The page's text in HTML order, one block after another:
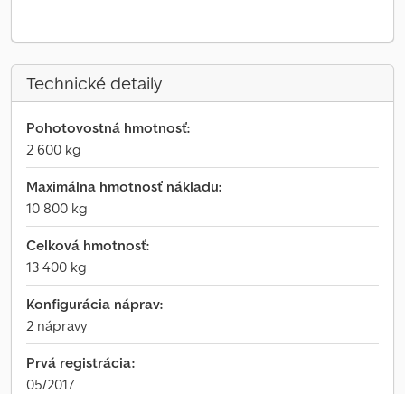
Technické detaily
Pohotovostná hmotnosť:
2 600 kg
Maximálna hmotnosť nákladu:
10 800 kg
Celková hmotnosť:
13 400 kg
Konfigurácia náprav:
2 nápravy
Prvá registrácia:
05/2017